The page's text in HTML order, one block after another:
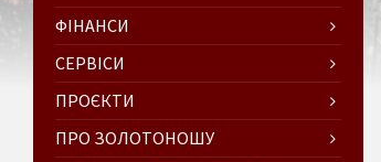
ФІНАНСИ
СЕРВІСИ
ПРОЄКТИ
ПРО ЗОЛОТОНОШУ